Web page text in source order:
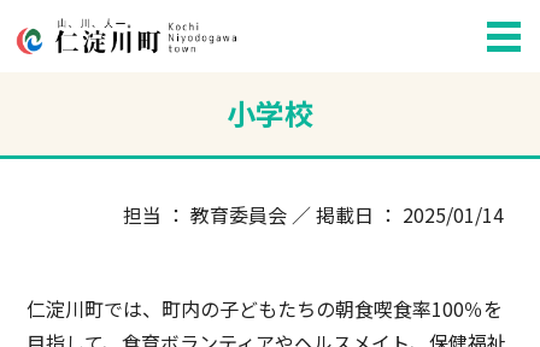
小学校
担当 ： 教育委員会 ／ 掲載日 ： 2025/01/14
仁淀川町では、町内の子どもたちの朝食喫食率100％を